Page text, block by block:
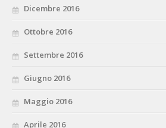
Dicembre 2016
Ottobre 2016
Settembre 2016
Giugno 2016
Maggio 2016
Aprile 2016